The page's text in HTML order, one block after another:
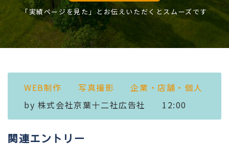
「実績ページを見た」とお伝えいただくとスムーズです
WEB制作 写真撮影
企業・店舗・個人
by 株式会社京葉十二社広告社 12:00
関連エントリー